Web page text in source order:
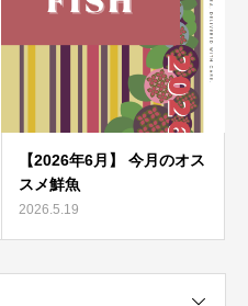
【2026年6月】 今月のオス
スメ鮮魚
2026.5.19